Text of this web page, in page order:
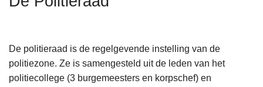
De politieraad is de regelgevende instelling van de
politiezone. Ze is samengesteld uit de leden van het
politiecollege (3 burgemeesters en korpschef) en